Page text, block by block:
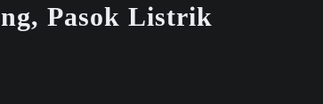
Pasok Listrik